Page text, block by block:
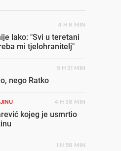
4 H 6 MIN
lako: "Svi u teretani
mi tjelohranitelj"
5 H 31 MIN
nego Ratko
4 H 38 MIN
kojeg je usmrtio
1 H 58 MIN